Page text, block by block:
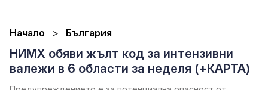
Начало България
НИМХ обяви жълт код за интензивни
валежи в 6 области за неделя (+КАРТА)